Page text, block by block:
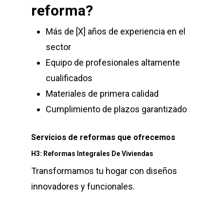
reforma?
Más de [X] años de experiencia en el
sector
Equipo de profesionales altamente
cualificados
Materiales de primera calidad
Cumplimiento de plazos garantizado
Servicios de reformas que ofrecemos
H3: Reformas Integrales De Viviendas
Transformamos tu hogar con diseños
innovadores y funcionales.